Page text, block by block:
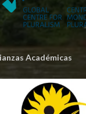
Académicas